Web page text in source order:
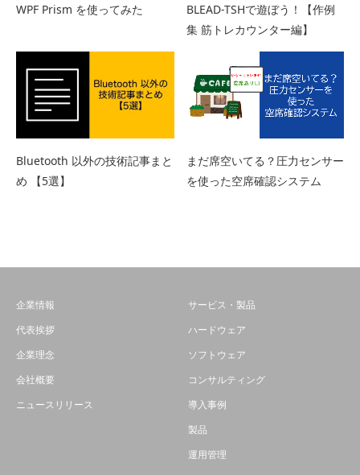
WPF Prism を使ってみた
BLEAD-TSHで遊ぼう！【作例
集 筋トレカウンター編】
Bluetooth 以外の技術記事まと
め 【5選】
まだ席空いてる？圧力センサー
を使った空席確認システム
企業情報
代表挨拶
企業理念
会社概要
ニュースリリース
サービス・製品
ハードウェア
ソフトウェア
コンサルティング
導入事例
製品
運用管理